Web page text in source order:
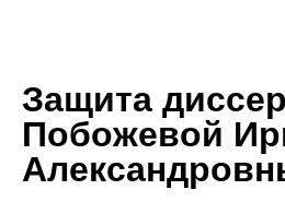
Защита
Побожевой